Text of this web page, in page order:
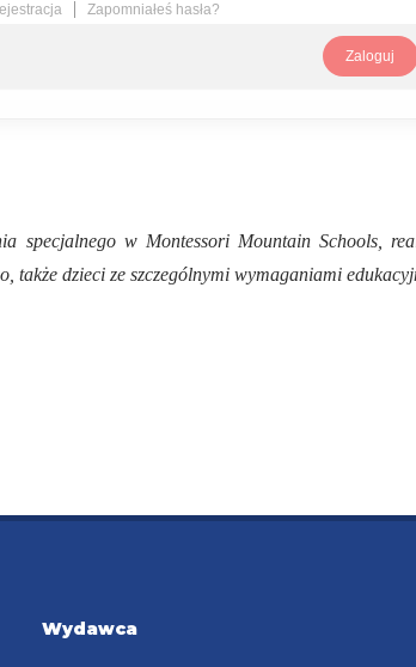
Zapomniałeś hasła?
specjalnego w Montessori Mountain Schools,
także dzieci ze szczególnymi wymaganiami
Wydawca